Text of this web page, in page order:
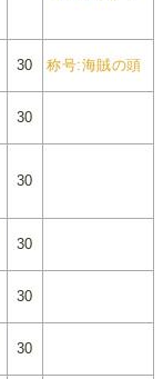
30 称号:海賊の頭
30
30
30
30
30